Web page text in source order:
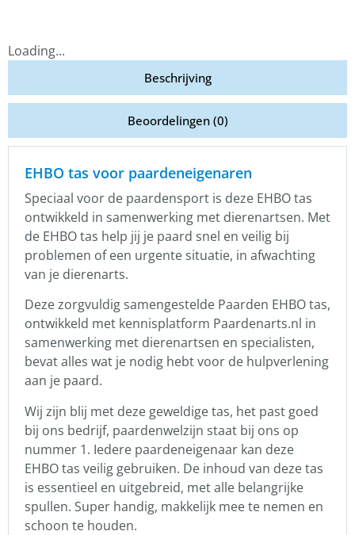
Loading...
Beschrijving
Beoordelingen (0)
EHBO tas voor paardeneigenaren
Speciaal voor de paardensport is deze EHBO tas
ontwikkeld in samenwerking met dierenartsen. Met
de EHBO tas help jij je paard snel en veilig bij
problemen of een urgente situatie, in afwachting
van je dierenarts.
Deze zorgvuldig samengestelde Paarden EHBO tas,
ontwikkeld met kennisplatform Paardenarts.nl in
samenwerking met dierenartsen en specialisten,
bevat alles wat je nodig hebt voor de hulpverlening
aan je paard.
Wij zijn blij met deze geweldige tas, het past goed
bij ons bedrijf, paardenwelzijn staat bij ons op
nummer 1. Iedere paardeneigenaar kan deze
EHBO tas veilig gebruiken. De inhoud van deze tas
is essentieel en uitgebreid, met alle belangrijke
spullen. Super handig, makkelijk mee te nemen en
schoon te houden.